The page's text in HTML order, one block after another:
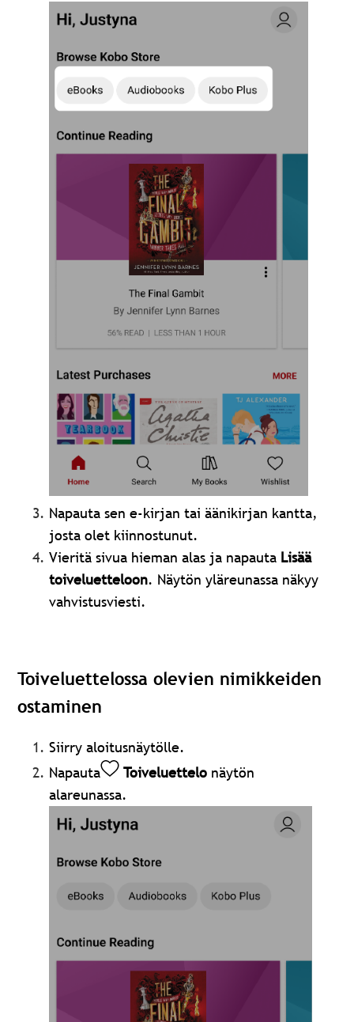
Napauta sen e-kirjan tai äänikirjan kantta,
josta olet kiinnostunut.
Vieritä sivua hieman alas ja napauta Lisää
toiveluetteloon. Näytön yläreunassa näkyy
vahvistusviesti.
Toiveluettelossa olevien nimikkeiden
ostaminen
Siirry aloitusnäytölle.
Napauta
Toiveluettelo näytön
alareunassa.